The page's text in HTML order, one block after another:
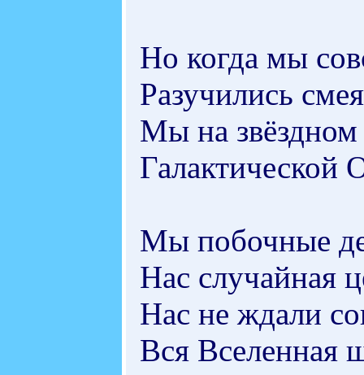
Но когда мы
Разучились
Мы на звёздном
Галактической
Мы побочные
Нас случайная
Нас не ждали
Вся Вселенная